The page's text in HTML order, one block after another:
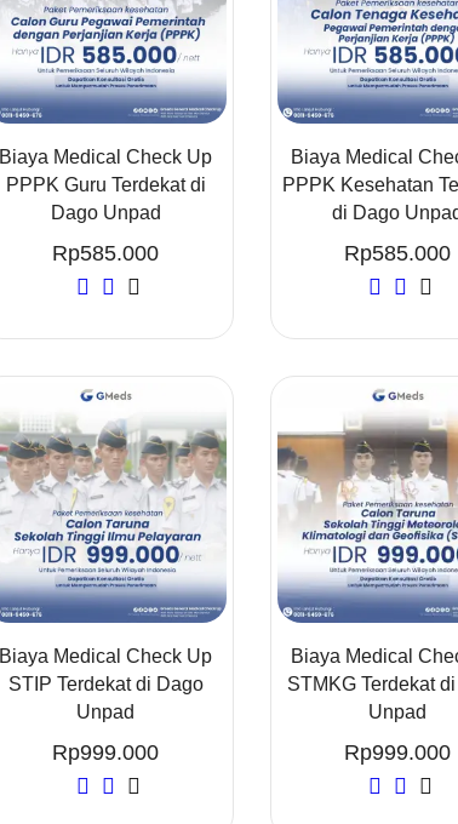
Biaya Medical Check Up
PPPK Guru Terdekat di
Dago Unpad
Rp585.000
Biaya Medical
PPPK Kesehatan
di Dago
Rp585.000
Biaya Medical Check Up
STIP Terdekat di Dago
Unpad
Rp999.000
Biaya Medical
STMKG Terdekat
Unpad
Rp999.000